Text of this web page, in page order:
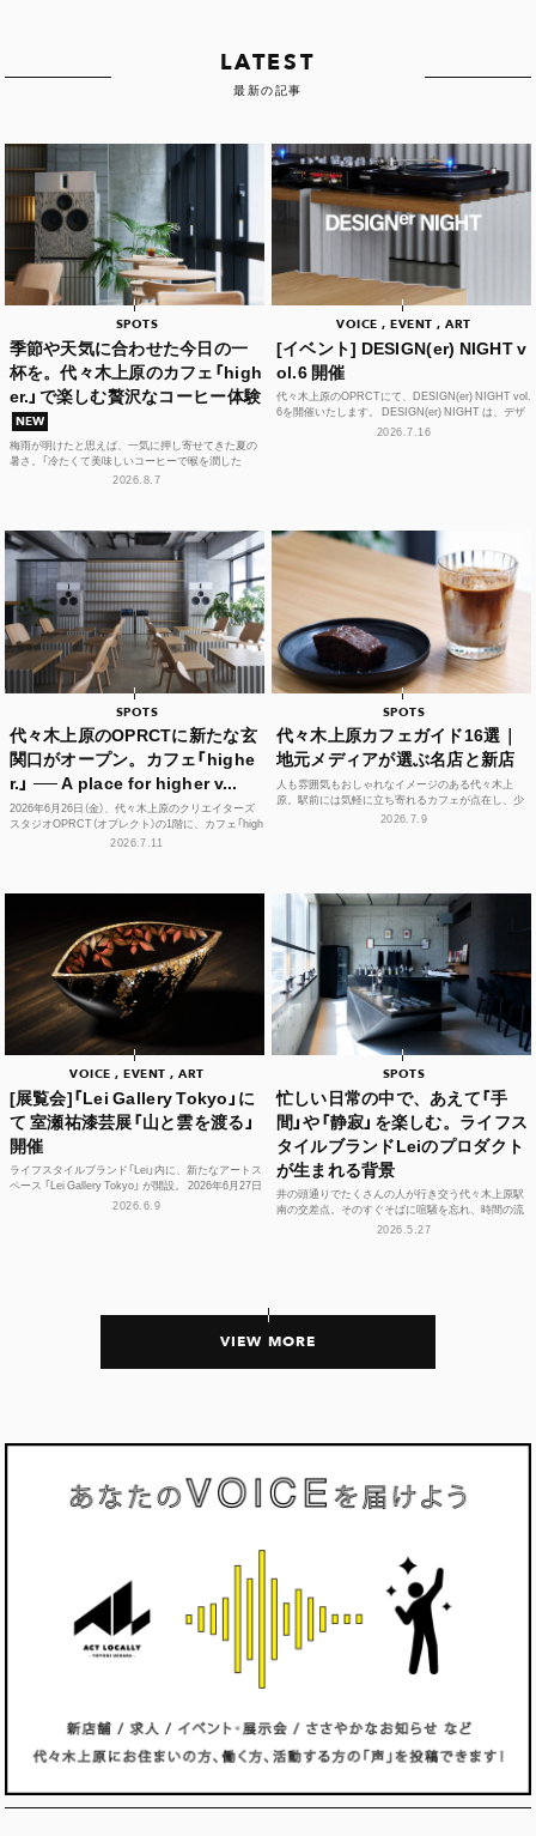
LATEST
最新の記事
SPOTS
季節や天気に合わせた今日の一
杯を。代々木上原のカフェ「high
er.」で楽しむ贅沢なコーヒー体験
NEW
梅雨が明けたと思えば、一気に押し寄せてきた夏の
暑さ。「冷たくて美味しいコーヒーで喉を潤した
い！」そんな思いを叶えてくれるカフェが、この夏、
2026.8.7
VOICE , EVENT , ART
[イベント] DESIGN(er) NIGHT v
ol.6 開催
代々木上原のOPRCTにて、DESIGN(er) NIGHT vol.
6を開催いたします。 DESIGN(er) NIGHT は、デザ
イナー、デザインに...2026.7.16
SPOTS
代々木上原のOPRCTに新たな玄
関口がオープン。カフェ「highe
r.」 ── A place for higher v...
2026年6月26日（金）、代々木上原のクリエイターズ
スタジオOPRCT（オプレクト）の1階に、カフェ「high
er.」（ハイアー）がグランドオープンし...
2026.7.11
SPOTS
代々木上原カフェガイド16選｜
地元メディアが選ぶ名店と新店
人も雰囲気もおしゃれなイメージのある代々木上
原。駅前には気軽に立ち寄れるカフェが点在し、少
し歩けば、コーヒーやスイーツ、空間づくりにこだ
2026.7.9
VOICE , EVENT , ART
[展覧会]「Lei Gallery Tokyo」に
て 室瀬祐漆芸展「山と雲を渡る」
開催
ライフスタイルブランド「Lei」内に、新たなアートス
ペース 「Lei Gallery Tokyo」 が開設。 2026年6月27日
（土）から、初の企画展...2026.6.9
SPOTS
忙しい日常の中で、あえて「手
間」や「静寂」を楽しむ。ライフス
タイルブランドLeiのプロダクト
が生まれる背景
井の頭通りでたくさんの人が行き交う代々木上原駅
南の交差点。そのすぐそばに喧騒を忘れ、時間の流
れや感性をフラットに整えられる空間があります。
2026.5.27
VIEW MORE